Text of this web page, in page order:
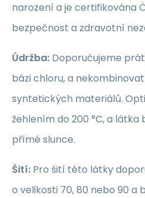
narození a je certifikována
bezpečnost a zdravotní
Údržba: Doporučujeme
bázi chloru, a
syntetických materiálů.
žehlením do 200 °C, a
přímé slunce.
Šití: Pro šití této látky
o velikosti 70, 80 nebo 90